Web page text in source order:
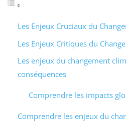
Les Enjeux Cruciaux du
Les Enjeux Critiques du
Les enjeux du changement
conséquences
Comprendre les impacts
Comprendre les enjeux du